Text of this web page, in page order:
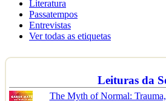
Literatura
Passatempos
Entrevistas
Ver todas as etiquetas
Leituras da
The Myth of Normal: